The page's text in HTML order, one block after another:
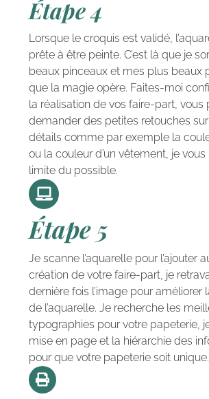
Étape 4
Lorsque le croquis est validé,
prête à être peinte. C’est là que je
beaux pinceaux et mes plus beaux
que la magie opère. Faites-moi
la réalisation de vos faire-part, vous
demander des petites retouches
détails comme par exemple la
ou la couleur d’un vêtement, je
limite du possible.
Étape 5
Je scanne l’aquarelle pour l’ajouter
création de votre faire-part, je
dernière fois l’image pour améliorer
de l’aquarelle. Je recherche les
typographies pour votre papeterie,
mise en page et la hiérarchie des
pour que votre papeterie soit unique.